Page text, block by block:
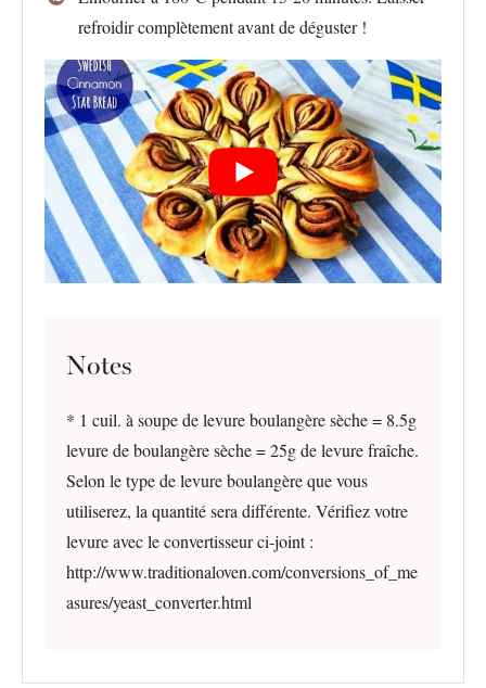
refroidir complètement avant de déguster !
Notes
* 1 cuil. à soupe de levure boulangère sèche = 8.5g
levure de boulangère sèche = 25g de levure fraîche.
Selon le type de levure boulangère que vous
utiliserez, la quantité sera différente. Vérifiez votre
levure avec le convertisseur ci-joint :
http://www.traditionaloven.com/conversions_of_me
asures/yeast_converter.html